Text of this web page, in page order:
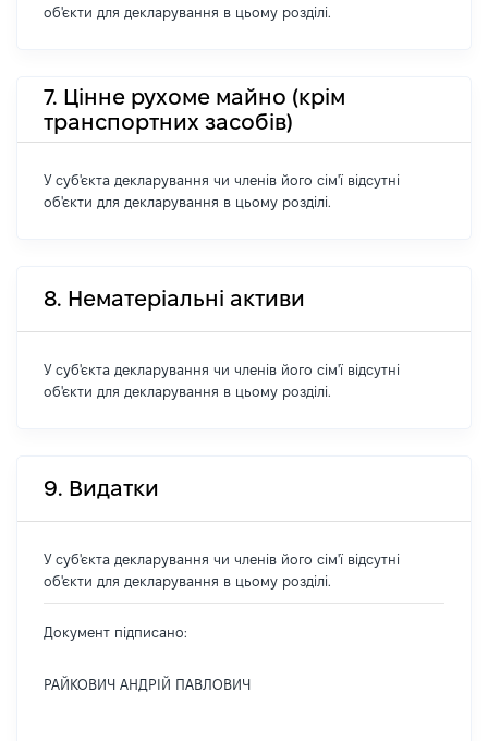
об'єкти для декларування в цьому розділі.
7. Цінне рухоме майно (крім
транспортних засобів)
У суб'єкта декларування чи членів його сім'ї відсутні
об'єкти для декларування в цьому розділі.
8. Нематеріальні активи
У суб'єкта декларування чи членів його сім'ї відсутні
об'єкти для декларування в цьому розділі.
9. Видатки
У суб'єкта декларування чи членів його сім'ї відсутні
об'єкти для декларування в цьому розділі.
Документ підписано:
РАЙКОВИЧ АНДРІЙ ПАВЛОВИЧ